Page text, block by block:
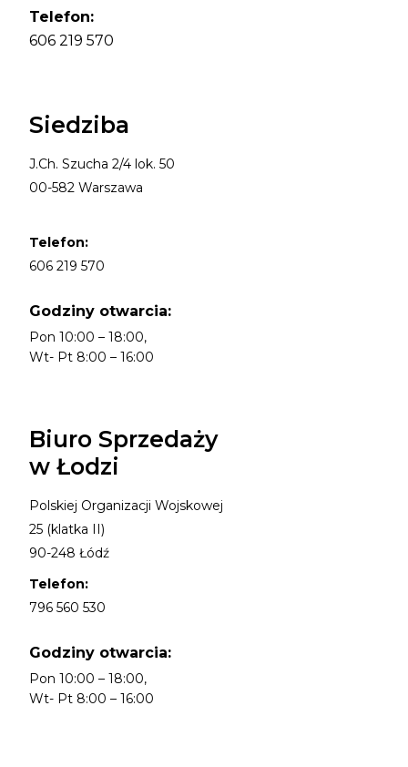
Telefon:
606 219 570
Siedziba
J.Ch. Szucha 2/4 lok. 50
00-582 Warszawa
Telefon:
606 219 570
Godziny otwarcia:
Pon 10:00 – 18:00,
Wt- Pt 8:00 – 16:00
Biuro Sprzedaży
w Łodzi
Polskiej Organizacji Wojskowej
25 (klatka II)
90-248 Łódź
Telefon:
796 560 530
Godziny otwarcia:
Pon 10:00 – 18:00,
Wt- Pt 8:00 – 16:00